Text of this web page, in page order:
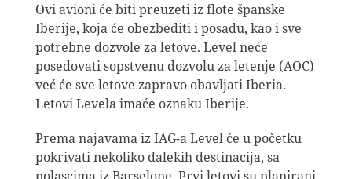
Ovi avioni će biti preuzeti iz flote španske
Iberije, koja će obezbediti i posadu, kao i sve
potrebne dozvole za letove. Level neće
posedovati sopstvenu dozvolu za letenje (AOC)
već će sve letove zapravo obavljati Iberia.
Letovi Levela imaće oznaku Iberije.
Prema najavama iz IAG-a Level će u početku
pokrivati nekoliko dalekih destinacija, sa